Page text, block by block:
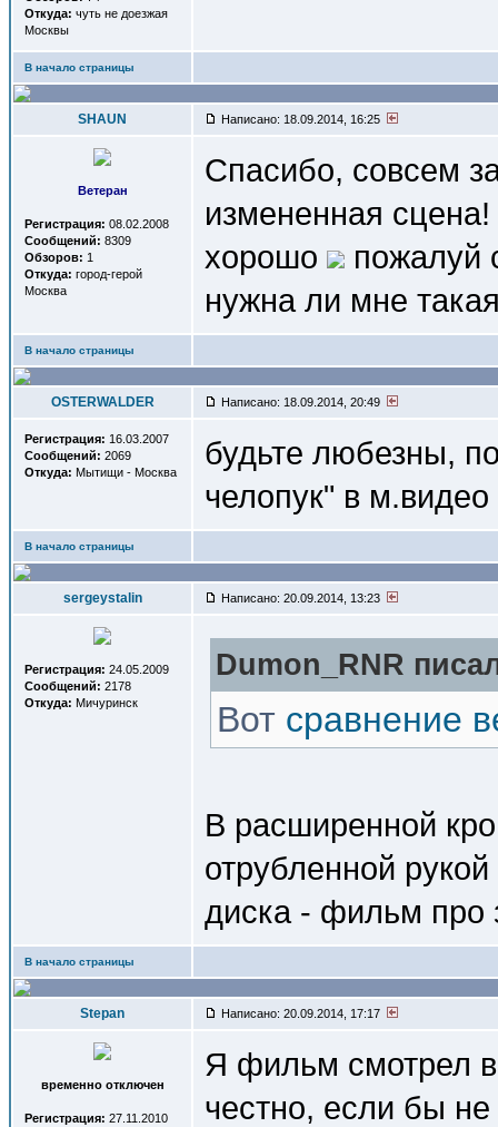
Откуда: чуть не доезжая
Москвы
В начало страницы
SHAUN Написано: 18.09.2014, 16:25
Ветеран
Регистрация: 08.02.2008
Сообщений: 8309
Обзоров: 1
Откуда: город-герой
Москва
Спасибо, совсем
измененная
хорошо
пожалуй
нужна ли мне
В начало страницы
OSTERWALDER Написано: 18.09.2014, 20:49
Регистрация: 16.03.2007
Сообщений: 2069
Откуда: Мытищи - Москва
будьте любезны,
челопук" в
В начало страницы
sergeystalin Написано: 20.09.2014, 13:23
Регистрация: 24.05.2009
Сообщений: 2178
Откуда: Мичуринск
Dumon_RNR
Вот сравнение
В расширенной
отрубленной
диска - фильм про
В начало страницы
Stepan Написано: 20.09.2014, 17:17
временно отключен
Регистрация: 27.11.2010
Я фильм смотрел
честно, если бы